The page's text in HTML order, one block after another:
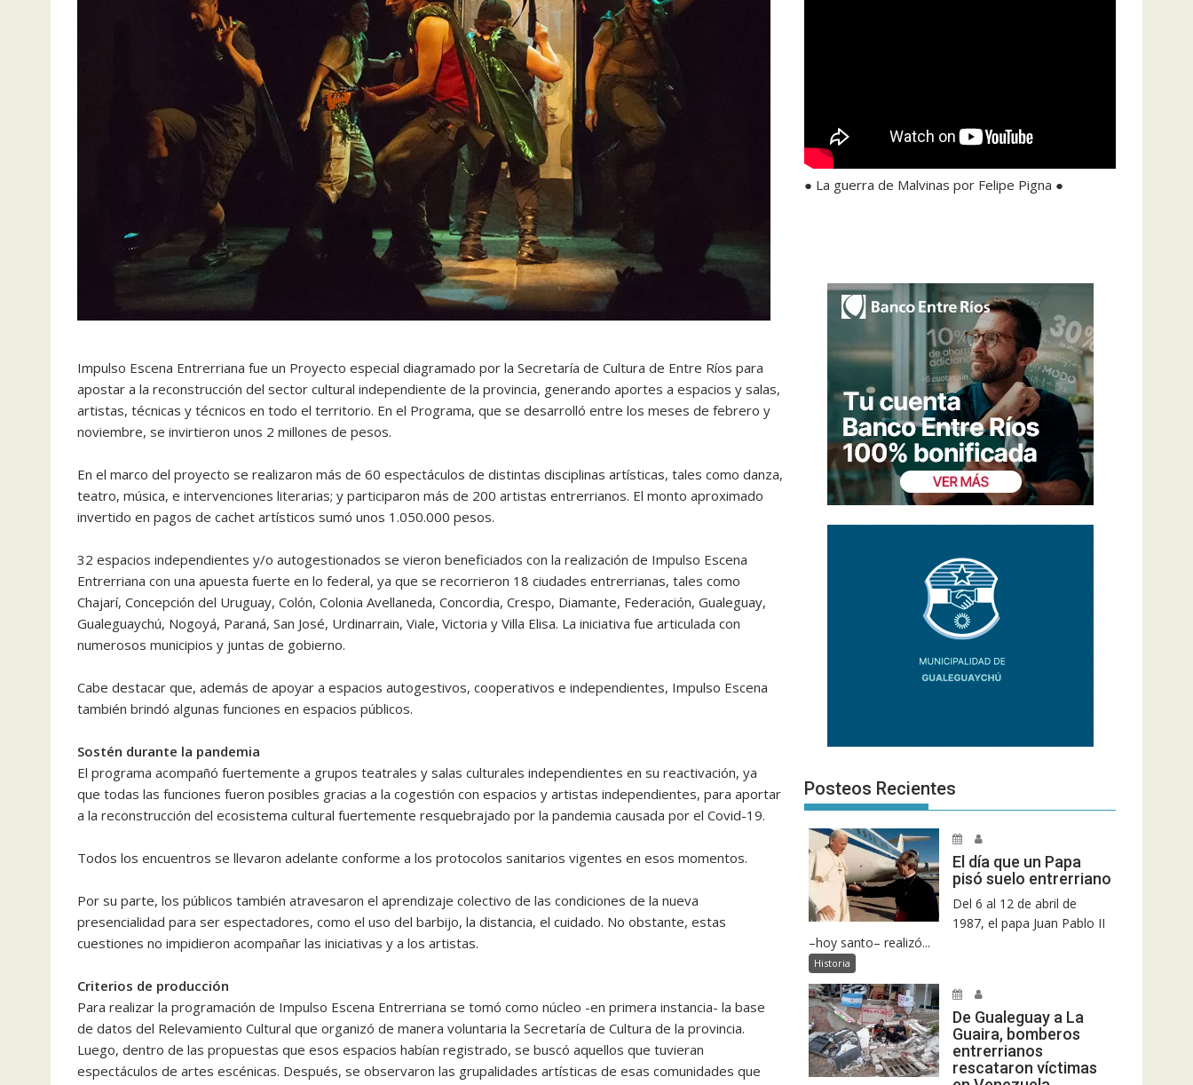
Impulso Escena Entrerriana fue un Proyecto especial diagramado por la Secretaría de Cultura de Entre Ríos para
apostar a la reconstrucción del sector cultural independiente de la provincia, generando aportes a espacios y salas,
artistas, técnicas y técnicos en todo el territorio. En el Programa, que se desarrolló entre los meses de febrero y
noviembre, se invirtieron unos 2 millones de pesos.
En el marco del proyecto se realizaron más de 60 espectáculos de distintas disciplinas artísticas, tales como danza,
teatro, música, e intervenciones literarias; y participaron más de 200 artistas entrerrianos. El monto aproximado
invertido en pagos de cachet artísticos sumó unos 1.050.000 pesos.
32 espacios independientes y/o autogestionados se vieron beneficiados con la realización de Impulso Escena
Entrerriana con una apuesta fuerte en lo federal, ya que se recorrieron 18 ciudades entrerrianas, tales como
Chajarí, Concepción del Uruguay, Colón, Colonia Avellaneda, Concordia, Crespo, Diamante, Federación, Gualeguay,
Gualeguaychú, Nogoyá, Paraná, San José, Urdinarrain, Viale, Victoria y Villa Elisa. La iniciativa fue articulada con
numerosos municipios y juntas de gobierno.
Cabe destacar que, además de apoyar a espacios autogestivos, cooperativos e independientes, Impulso Escena
también brindó algunas funciones en espacios públicos.
Sostén durante la pandemia
El programa acompañó fuertemente a grupos teatrales y salas culturales independientes en su reactivación, ya
que todas las funciones fueron posibles gracias a la cogestión con espacios y artistas independientes, para aportar
a la reconstrucción del ecosistema cultural fuertemente resquebrajado por la pandemia causada por el Covid-19.
Todos los encuentros se llevaron adelante conforme a los protocolos sanitarios vigentes en esos momentos.
Por su parte, los públicos también atravesaron el aprendizaje colectivo de las condiciones de la nueva
presencialidad para ser espectadores, como el uso del barbijo, la distancia, el cuidado. No obstante, estas
cuestiones no impidieron acompañar las iniciativas y a los artistas.
Criterios de producción
Para realizar la programación de Impulso Escena Entrerriana se tomó como núcleo -en primera instancia- la base
de datos del Relevamiento Cultural que organizó de manera voluntaria la Secretaría de Cultura de la provincia.
Luego, dentro de las propuestas que esos espacios habían registrado, se buscó aquellos que tuvieran
espectáculos de artes escénicas. Después, se observaron las grupalidades artísticas de esas comunidades que
● La guerra de Malvinas por Felipe Pigna ●
Posteos Recientes
El día que un Papa
pisó suelo entrerriano
Del 6 al 12 de abril de
1987, el papa Juan Pablo II
–hoy santo– realizó...
Historia
De Gualeguay a La
Guaira, bomberos
entrerrianos
rescataron víctimas